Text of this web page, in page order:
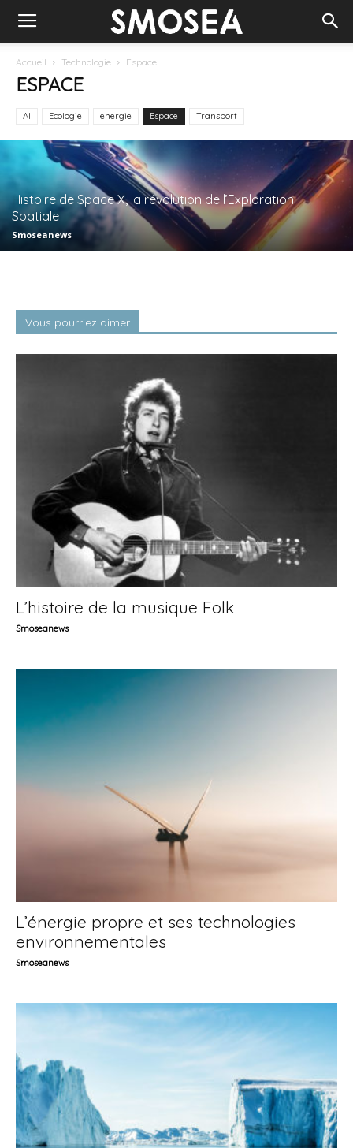
Accueil Technologie Espace
ESPACE
AI Ecologie energie Espace Transport
Histoire de Space X, la révolution de l’Exploration
Spatiale
Smoseanews
Vous pourriez aimer
L’histoire de la musique Folk
Smoseanews
L’énergie propre et ses technologies
environnementales
Smoseanews